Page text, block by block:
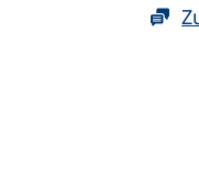
neues Fenster)